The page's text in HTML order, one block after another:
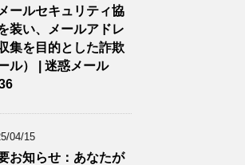
ールセキュリティ協
装い、メールアドレ
集を目的とした詐欺
ル） | 迷惑メール
04/15
お知らせ：あなたが